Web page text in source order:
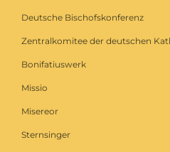
Deutsche Bischofskonferenz
Zentralkomitee der deutschen
Bonifatiuswerk
Missio
Misereor
Sternsinger